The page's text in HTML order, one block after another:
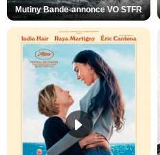
Mutiny Bande-annonce VO STFR